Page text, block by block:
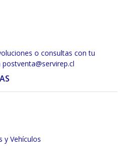
o consultas con tu
y Vehículos